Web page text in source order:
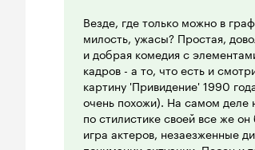
Везде, где только можно в
милость, ужасы? Простая,
и добрая комедия с
кадров - а то, что есть и
картину 'Привидение' 1990
очень похожи). На самом деле
по стилистике своей все же
игра актеров, незаезженные